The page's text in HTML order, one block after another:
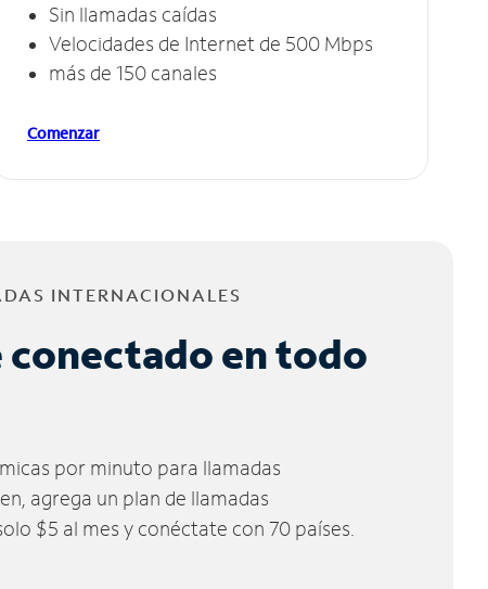
Sin llamadas caídas
Velocidades de Internet de 500 Mbps
más de 150 canales
Comenzar
INTERNACIONALES
en todo
por minuto para llamadas
agrega un plan de llamadas
$5 al mes y conéctate con 70 países.